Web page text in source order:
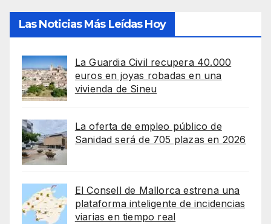
Las Noticias Más Leídas Hoy
La Guardia Civil recupera 40.000
euros en joyas robadas en una
vivienda de Sineu
La oferta de empleo público de
Sanidad será de 705 plazas en 2026
El Consell de Mallorca estrena una
plataforma inteligente de incidencias
viarias en tiempo real